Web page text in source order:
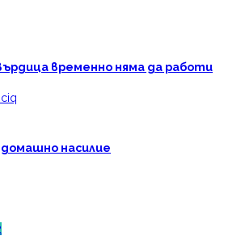
временно няма да работи
насилие